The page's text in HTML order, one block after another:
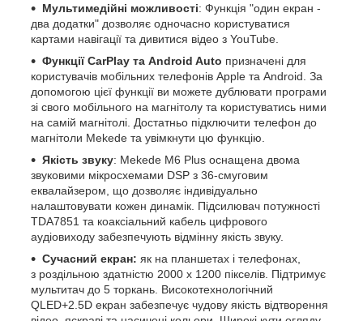
Мультимедійні можливості: Функція "один екран -
два додатки" дозволяє одночасно користуватися
картами навігації та дивитися відео з YouTube.
Функції CarPlay та Android Auto призначені для
користувачів мобільних телефонів Apple та Android. За
допомогою цієї функції ви можете дублювати програми
зі свого мобільного на магнітолу та користуватись ними
на самій магнітолі. Достатньо підключити телефон до
магнітоли Mekede та увімкнути цю функцію.
Якість звуку: Mekede M6 Plus оснащена двома
звуковими мікросхемами DSP з 36-смуговим
еквалайзером, що дозволяє індивідуально
налаштовувати кожен динамік. Підсилювач потужності
TDA7851 та коаксіальний кабель цифрового
аудіовиходу забезпечують відмінну якість звуку.
Сучасний екран: як на планшетах і телефонах,
з роздільною здатністю 2000 х 1200 пікселів. Підтримує
мультитач до 5 торкань. Високотехнологічний
QLED+2.5D екран забезпечує чудову якість відтворення